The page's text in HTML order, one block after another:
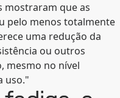
mostraram que as
pelo menos totalmente
uma redução da
ou outros
mesmo no nível
uso."